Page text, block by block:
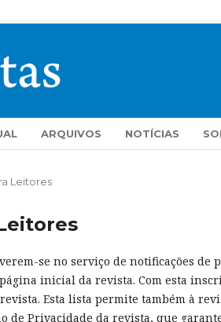
ARQUIVOS NOTÍCIAS
Leitores
se no serviço de notificações de
inicial da revista. Com esta
Esta lista permite também à
de Privacidade da revista, que